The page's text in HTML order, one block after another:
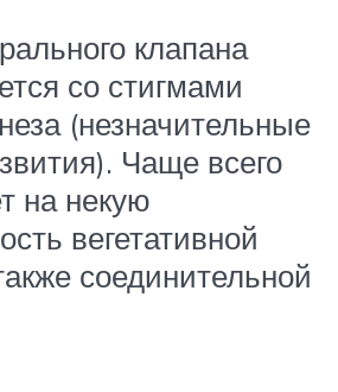
клапана
со стигмами
(незначительные
Чаще всего
на некую
вегетативной
соединительной